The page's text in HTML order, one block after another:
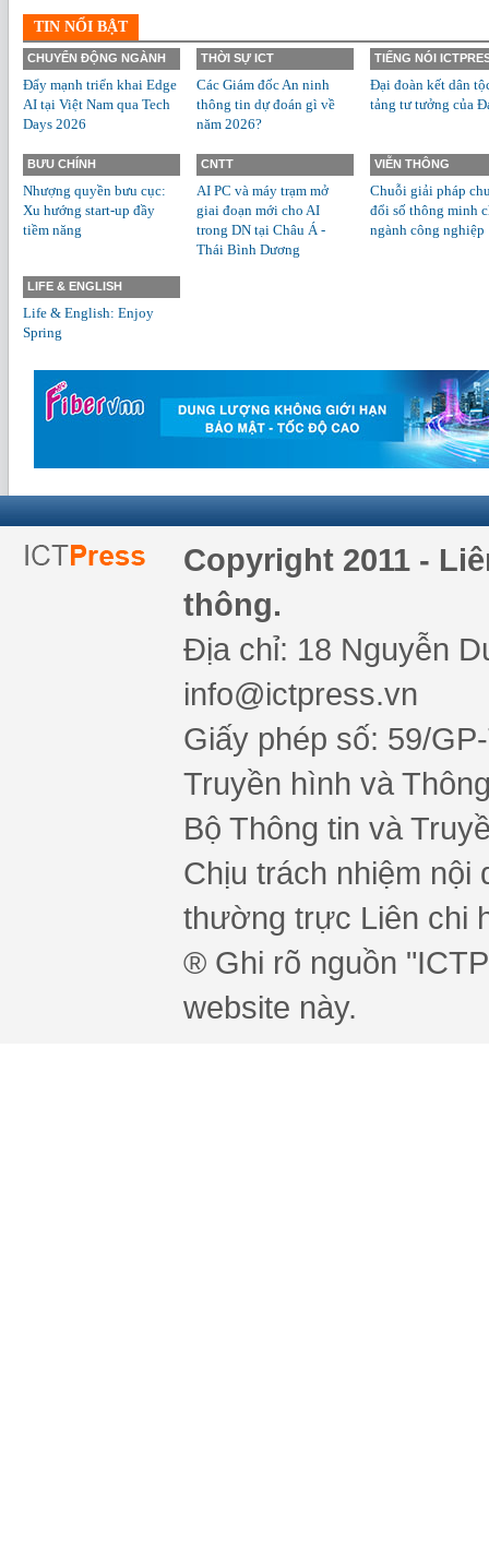
TIN NỔI BẬT
CHUYỂN ĐỘNG NGÀNH
Đẩy mạnh triển khai Edge
AI tại Việt Nam qua Tech
Days 2026
THỜI SỰ ICT
Các Giám đốc An ninh
thông tin dự đoán gì về
năm 2026?
TIẾNG NÓI
Đại đoàn kết dân
tảng tư tưởng của
BƯU CHÍNH
Nhượng quyền bưu cục:
Xu hướng start-up đầy
tiềm năng
CNTT
AI PC và máy trạm mở
giai đoạn mới cho AI
trong DN tại Châu Á -
Thái Bình Dương
VIỄN THÔNG
Chuỗi giải pháp
đổi số thông minh
ngành công nghiệp
LIFE & ENGLISH
Life & English: Enjoy
Spring
Copyright 2011 -
thông.
Địa chỉ: 18 Nguyễn
info@ictpress.vn
Giấy phép số: 59/
Truyền hình và
Bộ Thông tin và
Chịu trách nhiệm nội
thường trực Liên chi
® Ghi rõ nguồn
website này.